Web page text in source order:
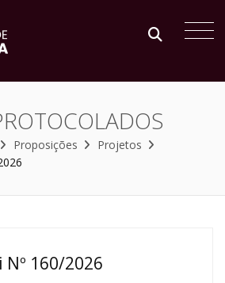
Proposições
Projetos
160/2026